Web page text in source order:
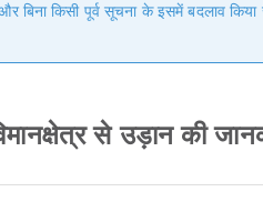
किसी पूर्व सूचना के इसमें बदलाव
से उड़ान की